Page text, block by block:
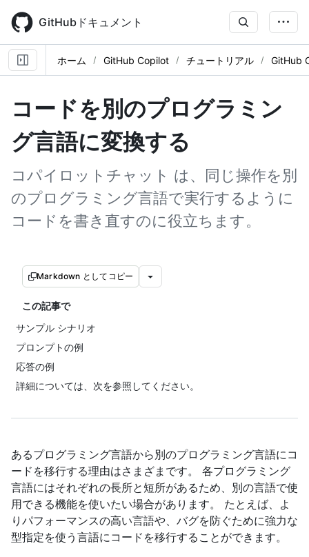
main
content
GitHubドキュメント
ホーム GitHub Copilot チュートリアル GitHub
コードを別のプログラミン
グ言語に変換する
コパイロットチャット は、同じ操作を別
のプログラミング言語で実行するように
コードを書き直すのに役立ちます。
Markdown としてコピー
この記事で
サンプル シナリオ
プロンプトの例
応答の例
詳細については、次を参照してください。
あるプログラミング言語から別のプログラミング言語にコ
ードを移行する理由はさまざまです。 各プログラミング
言語にはそれぞれの長所と短所があるため、別の言語で使
用できる機能を使いたい場合があります。 たとえば、よ
りパフォーマンスの高い言語や、バグを防ぐために強力な
型指定を使う言語にコードを移行することができます。